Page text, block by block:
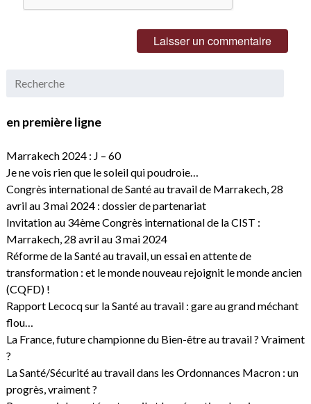
en première ligne
Marrakech 2024 : J – 60
Je ne vois rien que le soleil qui poudroie…
Congrès international de Santé au travail de Marrakech, 28
avril au 3 mai 2024 : dossier de partenariat
Invitation au 34ème Congrès international de la CIST :
Marrakech, 28 avril au 3 mai 2024
Réforme de la Santé au travail, un essai en attente de
transformation : et le monde nouveau rejoignit le monde ancien
(CQFD) !
Rapport Lecocq sur la Santé au travail : gare au grand méchant
flou…
La France, future championne du Bien-être au travail ? Vraiment
?
La Santé/Sécurité au travail dans les Ordonnances Macron : un
progrès, vraiment ?